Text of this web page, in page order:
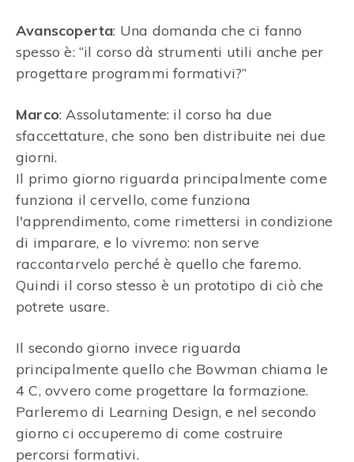
Avanscoperta: Una domanda che ci fanno
spesso è: “il corso dà strumenti utili anche per
progettare programmi formativi?”
Marco: Assolutamente: il corso ha due
sfaccettature, che sono ben distribuite nei due
giorni.
Il primo giorno riguarda principalmente come
funziona il cervello, come funziona
l'apprendimento, come rimettersi in condizione
di imparare, e lo vivremo: non serve
raccontarvelo perché è quello che faremo.
Quindi il corso stesso è un prototipo di ciò che
potrete usare.
Il secondo giorno invece riguarda
principalmente quello che Bowman chiama le
4 C, ovvero come progettare la formazione.
Parleremo di Learning Design, e nel secondo
giorno ci occuperemo di come costruire
percorsi formativi.